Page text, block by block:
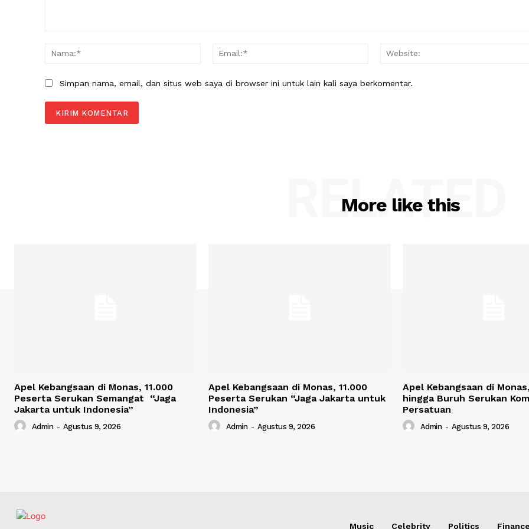
Nama:*
Email:*
Simpan nama, email, dan situs web saya di browser ini untuk lain kali saya berkomentar.
More like this
RELATED
Apel Kebangsaan di Monas, 11.000
Peserta Serukan Semangat “Jaga
Jakarta untuk Indonesia”
Admin - Agustus 9, 2026
Apel Kebangsaan di Monas, 11.000
Peserta Serukan “Jaga Jakarta untuk
Indonesia”
Admin - Agustus 9, 2026
Apel Kebangsaan di
hingga Buruh Serukan
Persatuan
Admin - Agustus 9, 2026
Music Celebrity Politics Finance